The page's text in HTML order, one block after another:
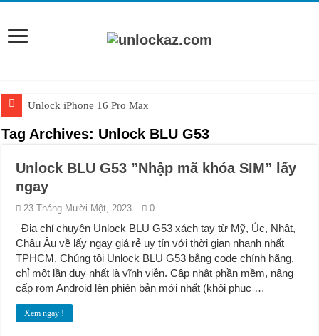
Unlock iPhone 16 Pro Max
Unlock iPhone 15 Pro Max lên quốc tế giá rẻ
Unlock Motorola Razr 2025
Unlock iPhone 17 Pro Max
Unlock Samsung Galaxy Z Fold 7 giá rẻ
Tag Archives: Unlock BLU G53
Unlock BLU G53 ”Nhập mã khóa SIM” lấy
ngay
23 Tháng Mười Một, 2023 0
Địa chỉ chuyên Unlock BLU G53 xách tay từ Mỹ, Úc, Nhật,
Châu Âu về lấy ngay giá rẻ uy tín với thời gian nhanh nhất
TPHCM. Chúng tôi Unlock BLU G53 bằng code chính hãng,
chỉ một lần duy nhất là vĩnh viễn. Cập nhật phần mềm, nâng
cấp rom Android lên phiên bản mới nhất (khôi phục …
Xem ngay !